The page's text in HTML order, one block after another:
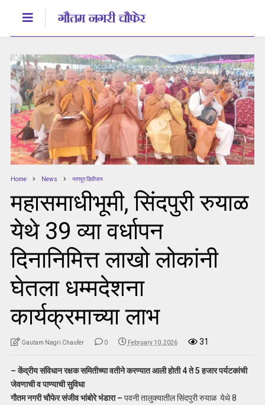
Home News नागपुर डिवीजन
महासमाधीभूमी, सिंदपुरी रुयाळ
येथे 39 व्या वर्धापन
दिनानिमित्त लाखो लोकांनी
घेतला धम्मदेशना
कार्यक्रमाच्या लाभ
Gautam Nagri Chaufer 0 February 10, 2026 31
– केंद्रीय संविधान रक्षक समितीच्या वतीने करण्यात आली होती 4 ते 5 हजार पर्यटकांची
जेवणाची व पाण्याची सुविधा
गौतम नगरी चौफेर संजीव भांबोरे भंडारा – पवनी तालुक्यातील सिंदपुरी रुयाळ येथे 8